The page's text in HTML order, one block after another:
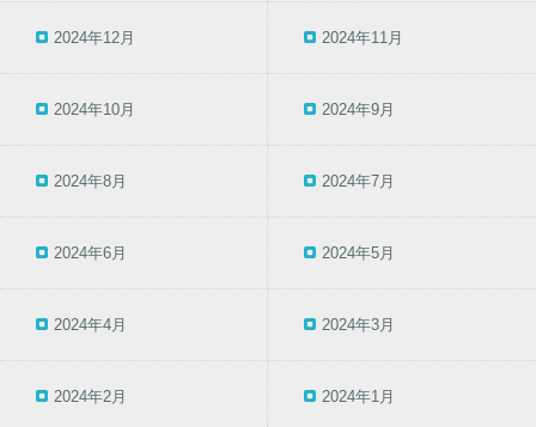
2024年12月 2024年11月
2024年10月 2024年9月
2024年8月 2024年7月
2024年6月 2024年5月
2024年4月 2024年3月
2024年2月 2024年1月